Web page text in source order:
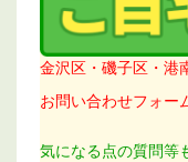
金沢区・磯子区・港
お問い合わせフォー
気になる点の質問等